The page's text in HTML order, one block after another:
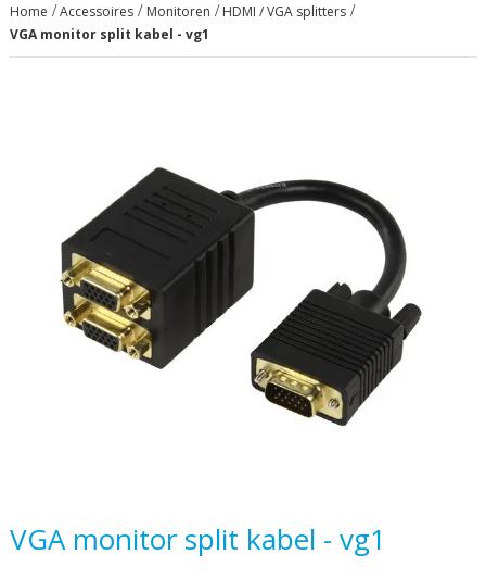
Home Accessoires Monitoren
HDMI / VGA splitters
VGA monitor split kabel - vg1
afbeeldingen-
Ga
naar
VGA monitor split kabel - vg1